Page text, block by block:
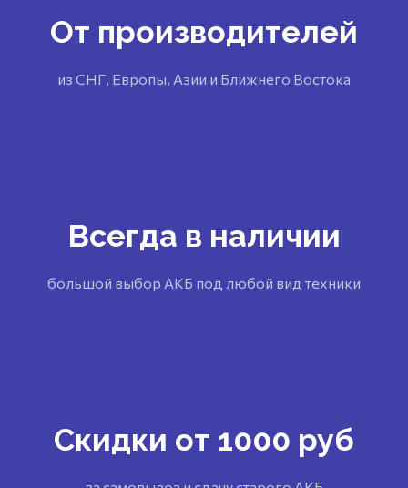
От производителей
из СНГ, Европы, Азии и Ближнего Востока
Всегда в наличии
большой выбор АКБ под любой вид техники
Скидки от 1000 руб